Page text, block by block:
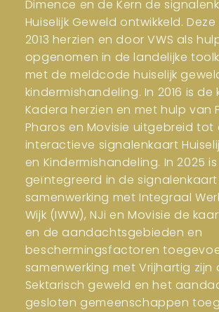
Dimence en de Kern de
Huiselijk Geweld ontwikkeld.
2013 herzien en door VWS als
opgenomen in de landelijke
met de meldcode huiselijk
kindermishandeling. In 2016 is
Kadera herzien en met hulp van
Pharos en Movisie uitgebreid tot
interactieve signalenkaart
en Kindermishandeling. In 2025
geïntegreerd in de signalenkaart
samenwerking met Integraal
Wijk (IWW), NJi en Movisie de
en de aandachtsgebieden en
beschermingsfactoren
samenwerking met Vrijhartig zijn
Sektarisch geweld en het
gesloten gemeenschappen